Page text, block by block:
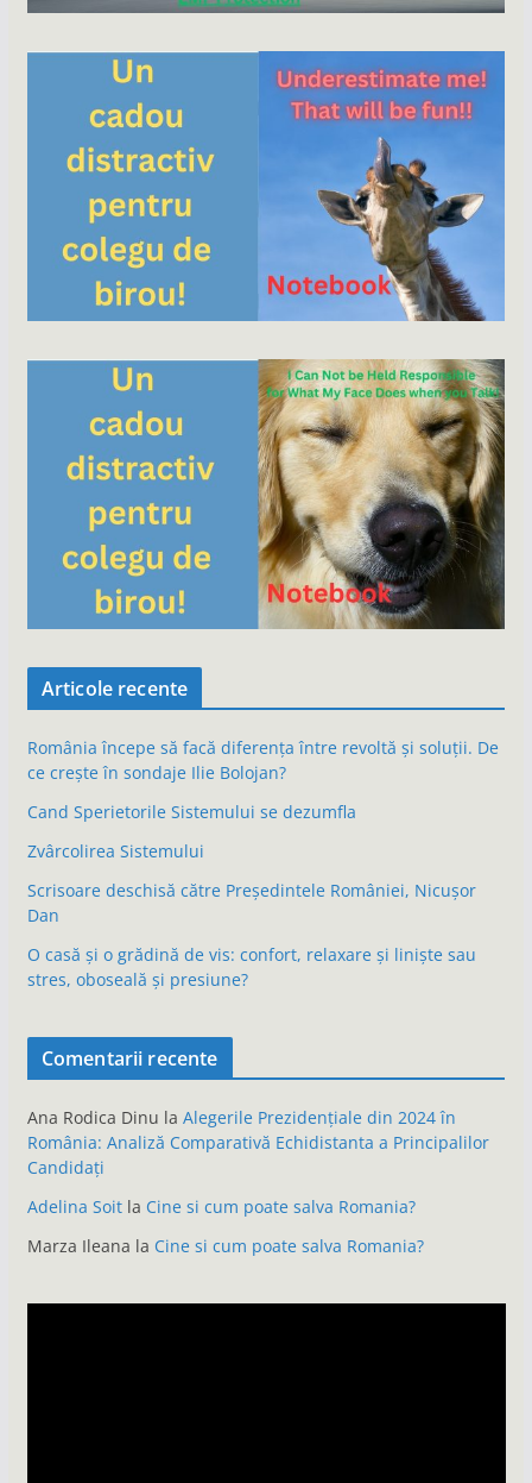
Articole recente
România începe să facă diferența între revoltă și soluții. De
ce crește în sondaje Ilie Bolojan?
Cand Sperietorile Sistemului se dezumfla
Zvârcolirea Sistemului
Scrisoare deschisă către Președintele României, Nicușor
Dan
O casă și o grădină de vis: confort, relaxare și liniște sau
stres, oboseală și presiune?
Comentarii recente
Ana Rodica Dinu la Alegerile Prezidențiale din 2024 în
România: Analiză Comparativă Echidistanta a Principalilor
Candidați
Adelina Soitla Cine si cum poate salva Romania?
Marza Ileana la Cine si cum poate salva Romania?